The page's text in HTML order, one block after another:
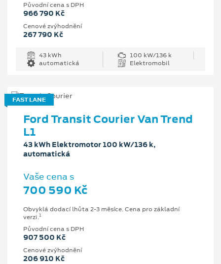
Původní cena s DPH
966 790 Kč
Cenové zvýhodnění
267 790 Kč
43 kWh
100 kW/136 k
automatická
Elektromobil
FAST LANE
Ford Transit Courier Van Trend
L1
43 kWh Elektromotor 100 kW/136 k,
automatická
Vaše cena s
700 590 Kč
Obvyklá dodací lhůta 2-3 měsíce. Cena pro základní
verzi.1
Původní cena s DPH
907 500 Kč
Cenové zvýhodnění
206 910 Kč